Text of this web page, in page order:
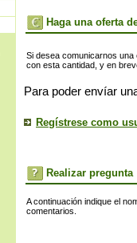
Haga una oferta
Si desea comunicarnos
con esta cantidad, y en
Para poder envíar
Regístrese como
Realizar pregunta
A continuación indique el
comentarios.